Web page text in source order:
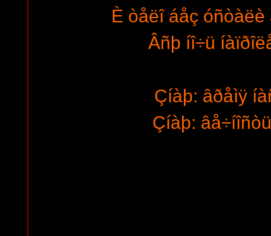
È òåëî áåç
Âñþ íî÷ü
Çíàþ: âðåìÿ
Çíàþ: